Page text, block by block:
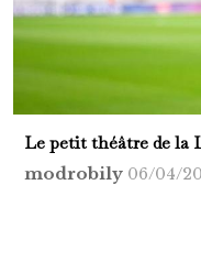
Le petit théâtre de la
modrobily 06/04/